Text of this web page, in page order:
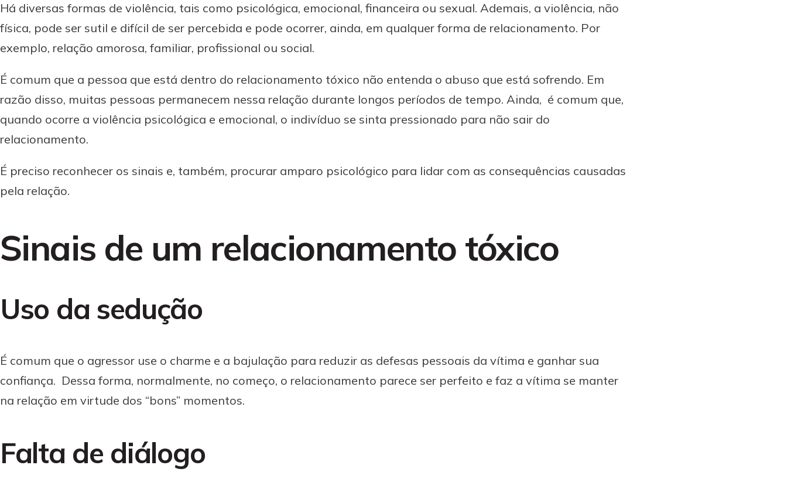
Há diversas formas de violência, tais como psicológica, emocional, financeira ou sexual. Ademais, a violência, não
física, pode ser sutil e difícil de ser percebida e pode ocorrer, ainda, em qualquer forma de relacionamento. Por
exemplo, relação amorosa, familiar, profissional ou social.
É comum que a pessoa que está dentro do relacionamento tóxico não entenda o abuso que está sofrendo. Em
razão disso, muitas pessoas permanecem nessa relação durante longos períodos de tempo. Ainda, é comum que,
quando ocorre a violência psicológica e emocional, o indivíduo se sinta pressionado para não sair do
relacionamento.
É preciso reconhecer os sinais e, também, procurar amparo psicológico para lidar com as consequências causadas
pela relação.
Sinais de um relacionamento tóxico
Uso da sedução
É comum que o agressor use o charme e a bajulação para reduzir as defesas pessoais da vítima e ganhar sua
confiança. Dessa forma, normalmente, no começo, o relacionamento parece ser perfeito e faz a vítima se manter
na relação em virtude dos “bons” momentos.
Falta de diálogo